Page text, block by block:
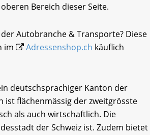
Bereich dieser Seite.
Autobranche & Transporte? Diese
im
Adressenshop.ch käuflich
deutschsprachiger Kanton der
ist flächenmässig der zweitgrösste
als auch wirtschaftlich. Die
der Schweiz ist. Zudem bietet